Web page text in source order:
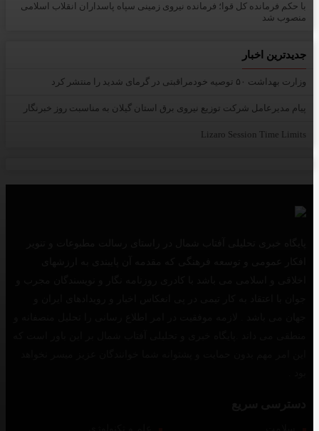
با حکم فرمانده کل قوا؛ فرمانده نیروی زمینی سپاه پاسداران انقلاب اسلامی
منصوب شد
جدیدترین اخبار
وزارت بهداشت ۵۰ توصیه خودمراقبتی در گرمای شدید را منتشر کرد
پیام مدیرعامل شركت توزیع نیروی برق استان گیلان به مناسبت روز خبرنگار ‌
Lizaro Session Time Limits